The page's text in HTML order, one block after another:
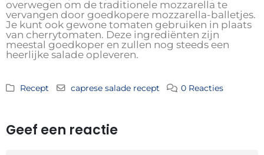
overwegen om de traditionele mozzarella te
vervangen door goedkopere mozzarella-balletjes.
Je kunt ook gewone tomaten gebruiken in plaats
van cherrytomaten. Deze ingrediënten zijn
meestal goedkoper en zullen nog steeds een
heerlijke salade opleveren.
Recept caprese salade recept 0 Reacties
Geef een reactie